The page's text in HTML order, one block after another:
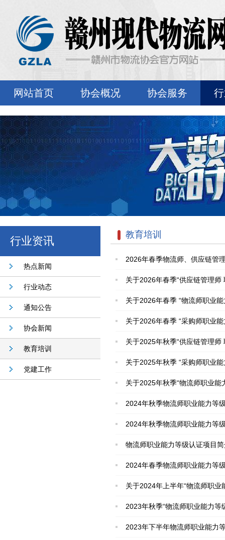
网站首页 协会概况 协会服务
行业资讯
热点新闻
行业动态
通知公告
协会新闻
教育培训
党建工作
教育培训
2026年春季物流师、供应链管
关于2026年春季“供应链管理
关于2026年春季 “物流师职业
关于2026年春季 “采购师职业
关于2025年秋季“供应链管理
关于2025年秋季 “采购师职业
关于2025年秋季“物流师职业能
2024年秋季物流师职业能力等
2024年秋季物流师职业能力等
物流师职业能力等级认证项目
2024年春季物流师职业能力等
关于2024年上半年“物流师职业
2023年秋季“物流师职业能力
2023年下半年物流师职业能力